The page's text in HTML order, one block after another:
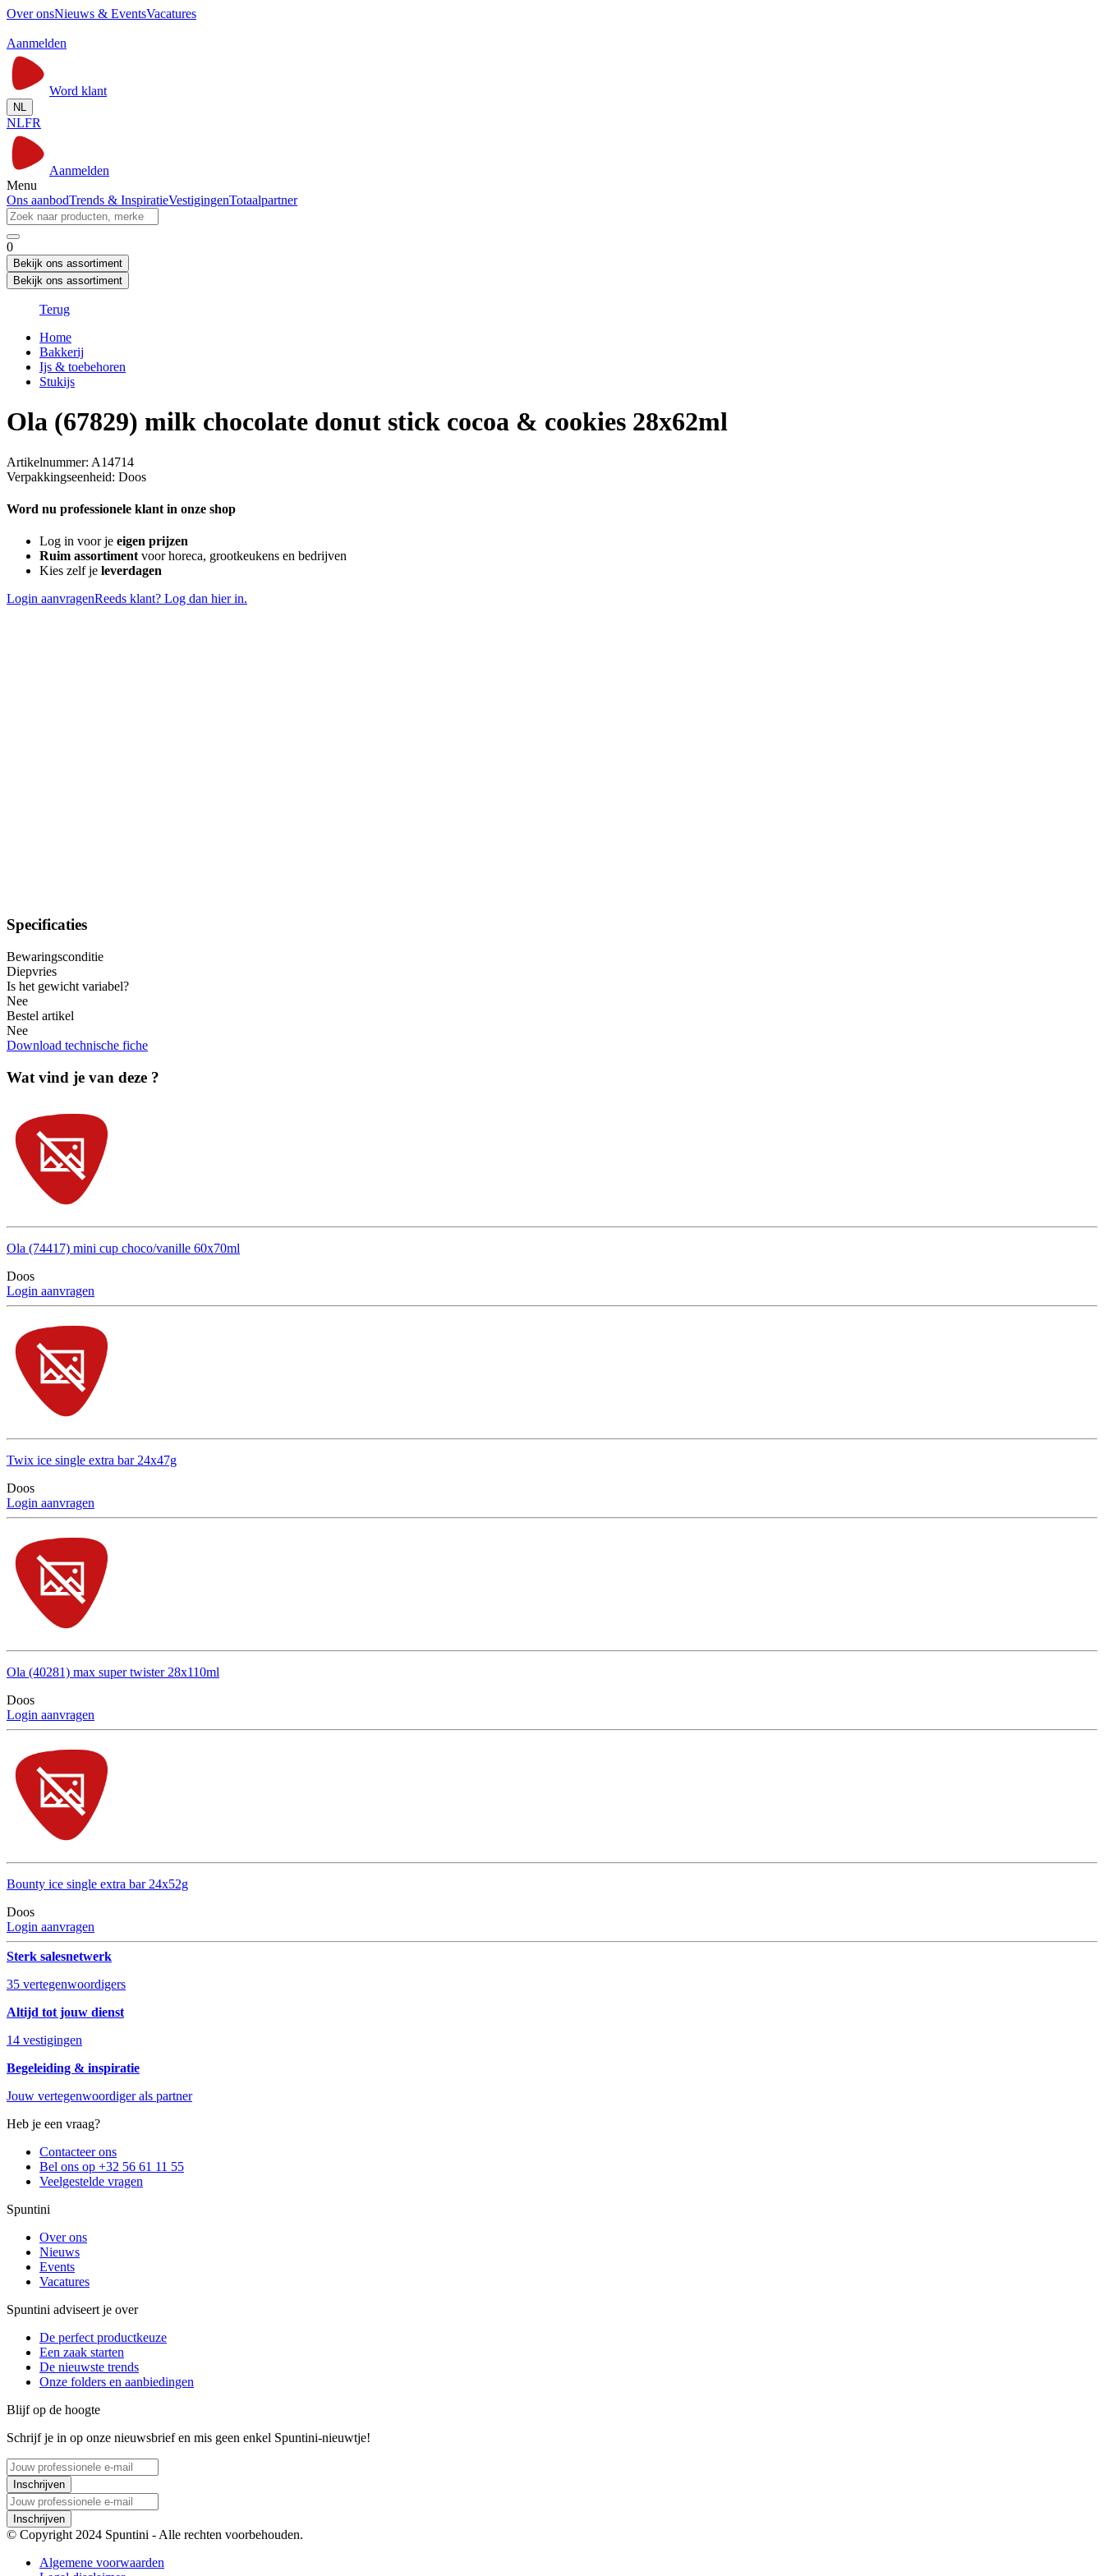
Over onsNieuws & EventsVacatures
Aanmelden
Word klant
NL
NLFR
Aanmelden
Menu
Ons aanbodTrends & InspiratieVestigingenTotaalpartner
0
Bekijk ons assortiment
Bekijk ons assortiment
Terug
Home
Bakkerij
Ijs & toebehoren
Stukijs
Ola (67829) milk chocolate donut stick cocoa & cookies 28x62ml
Artikelnummer: A14714
Verpakkingseenheid: Doos
Word nu professionele klant in onze shop
Log in voor je eigen prijzen
Ruim assortimentvoor horeca, grootkeukens en bedrijven
Kies zelf je leverdagen
Login aanvragenReeds klant? Log dan hier in.
Specificaties
Bewaringsconditie
Diepvries
Is het gewicht variabel?
Nee
Bestel artikel
Nee
Download technische fiche
Wat vind je van deze ?
Ola (74417) mini cup choco/vanille 60x70ml
Doos
Login aanvragen
Twix ice single extra bar 24x47g
Doos
Login aanvragen
Ola (40281) max super twister 28x110ml
Doos
Login aanvragen
Bounty ice single extra bar 24x52g
Doos
Login aanvragen
Sterk salesnetwerk
35 vertegenwoordigers
Altijd tot jouw dienst
14 vestigingen
Begeleiding & inspiratie
Jouw vertegenwoordiger als partner
Heb je een vraag?
Contacteer ons
Bel ons op +32 56 61 11 55
Veelgestelde vragen
Spuntini
Over ons
Nieuws
Events
Vacatures
Spuntini adviseert je over
De perfect productkeuze
Een zaak starten
De nieuwste trends
Onze folders en aanbiedingen
Blijf op de hoogte
Schrijf je in op onze nieuwsbrief en mis geen enkel Spuntini-nieuwtje!
Inschrijven
Inschrijven
© Copyright 2024 Spuntini - Alle rechten voorbehouden.
Algemene voorwaarden